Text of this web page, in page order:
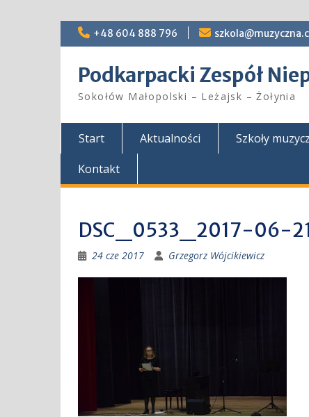
Skip
+48 604 888 796
Podkarpacki Zespół
Sokołów Małopolski – Leżajsk – Żołynia
Start Aktualności Szkoły
Kontakt
DSC_0533_2017-06-
24 cze 2017 Grzegorz Wójcikiewicz